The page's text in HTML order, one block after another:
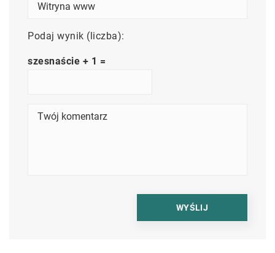
Podaj wynik (liczba):
szesnaście + 1 =